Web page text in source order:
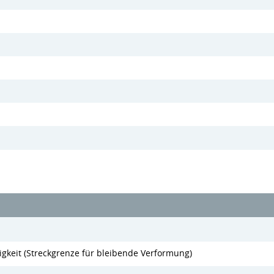
(Streckgrenze für bleibende Verformung)